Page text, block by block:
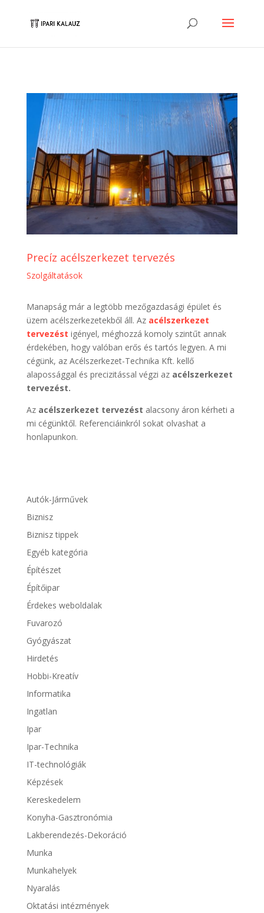
Precíz acélszerkezet tervezés
Szolgáltatások
Manapság már a legtöbb mezőgazdasági épület és
üzem acélszerkezetekből áll. Az acélszerkezet
tervezést igényel, méghozzá komoly szintűt annak
érdekében, hogy valóban erős és tartós legyen. A mi
cégünk, az Acélszerkezet-Technika Kft. kellő
alapossággal és precizitással végzi az acélszerkezet
tervezést.
Az acélszerkezet tervezést alacsony áron kérheti a
mi cégünktől. Referenciáinkról sokat olvashat a
honlapunkon.
Autók-Járművek
Biznisz
Biznisz tippek
Egyéb kategória
Építészet
Építőipar
Érdekes weboldalak
Fuvarozó
Gyógyászat
Hirdetés
Hobbi-Kreatív
Informatika
Ingatlan
Ipar
Ipar-Technika
IT-technológiák
Képzések
Kereskedelem
Konyha-Gasztronómia
Lakberendezés-Dekoráció
Munka
Munkahelyek
Nyaralás
Oktatási intézmények